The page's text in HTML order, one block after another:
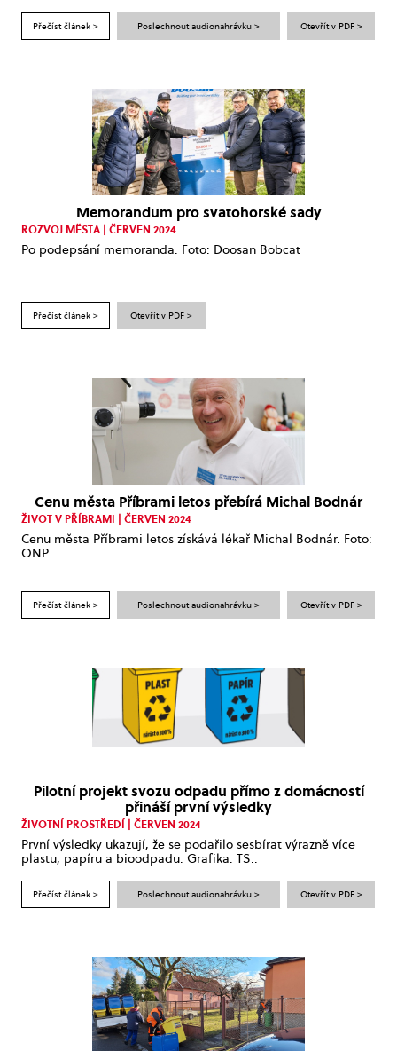
Přečíst článek > Poslechnout audionahrávku > Otevřít v PDF >
Memorandum pro svatohorské sady
ROZVOJ MĚSTA | ČERVEN 2024
Po podepsání memoranda. Foto: Doosan Bobcat
Přečíst článek > Otevřít v PDF >
Cenu města Příbrami letos přebírá Michal Bodnár
ŽIVOT V PŘÍBRAMI | ČERVEN 2024
Cenu města Příbrami letos získává lékař Michal Bodnár. Foto:
ONP
Přečíst článek > Poslechnout audionahrávku > Otevřít v PDF >
Pilotní projekt svozu odpadu přímo z domácností
přináší první výsledky
ŽIVOTNÍ PROSTŘEDÍ | ČERVEN 2024
První výsledky ukazují, že se podařilo sesbírat výrazně více
plastu, papíru a bioodpadu. Grafika: TS..
Přečíst článek > Poslechnout audionahrávku > Otevřít v PDF >